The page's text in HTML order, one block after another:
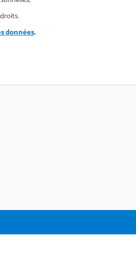
données.